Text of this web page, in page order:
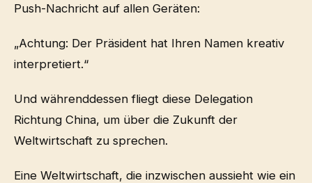
Push-Nachricht auf allen Geräten:
„Achtung: Der Präsident hat Ihren Namen kreativ
interpretiert.“
Und währenddessen fliegt diese Delegation
Richtung China, um über die Zukunft der
Weltwirtschaft zu sprechen.
Eine Weltwirtschaft, die inzwischen aussieht wie ein